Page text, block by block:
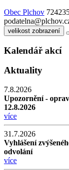
Obec Plchov
velikost zobrazení
Kalendář akcí
Aktuality
7.8.2026
Upozornění -
12.8.2026
více
31.7.2026
Vyhlášení
odvolání
více